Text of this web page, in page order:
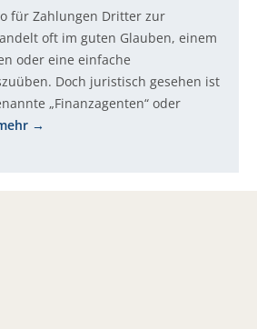
für Zahlungen Dritter zur
oft im guten Glauben, einem
oder eine einfache
Doch juristisch gesehen ist
„Finanzagenten“ oder